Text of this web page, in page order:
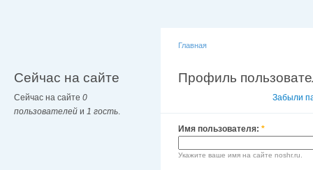
Сейчас на сайте
Сейчас на сайте 0
пользователей и 1 гость.
Главная
Профиль
Забыли
Имя пользователя: *
Укажите ваше имя на сайте noshr.ru.